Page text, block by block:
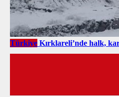
Türkiye Kırklareli’nde halk,